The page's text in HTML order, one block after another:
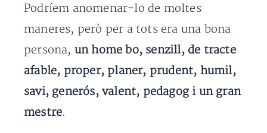
Podríem anomenar-lo de moltes
maneres, però per a tots era una bona
persona, un home bo, senzill, de tracte
afable, proper, planer, prudent, humil,
savi, generós, valent, pedagog i un gran
mestre.